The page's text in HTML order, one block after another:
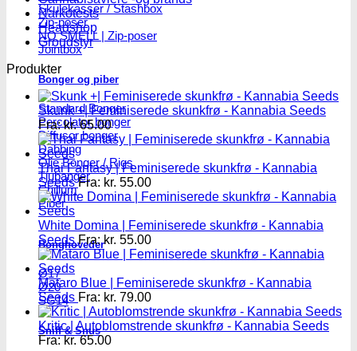
Skulekasser / Stashbox
Zip-poser
NO SMELL | Zip-poser
Jointbox
Bonger og piber
Standard Bonger
Percolator bonger
Diffusor bonger
Dabbing
Olie Bonger / Rigs
Tjubanger
Chillum
Piber
Bonghoveder
Ø17
Ø20
SG14
Sniff & Snus
Narkotests
Headshop
Groudstyr
Produkter
Skunk +| Feminiserede skunkfrø - Kannabia Seeds
Fra:kr.65.00
Thai Fantasy | Feminiserede skunkfrø - Kannabia
Seeds Fra: kr. 55.00
White Domina | Feminiserede skunkfrø - Kannabia
Seeds Fra:kr. 55.00
Mataro Blue | Feminiserede skunkfrø - Kannabia
Seeds Fra: kr. 79.00
Kritic | Autoblomstrende skunkfrø - Kannabia Seeds
Fra:kr.65.00